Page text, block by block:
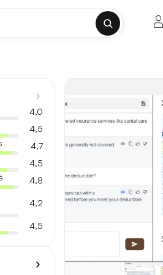
✕
sur la longueur de contexte, la
sans découpage manuel.
4,0
4,5
4,7
4,5
4,8
4,2
4,5